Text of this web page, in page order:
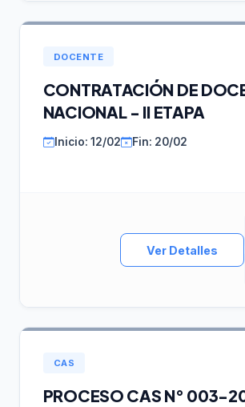
DOCENTE
CONTRATACIÓN DE
NACIONAL - II ETAPA
Inicio: 12/02 Fin: 20/02
Ver Detalles
CAS
PROCESO CAS N° 003-